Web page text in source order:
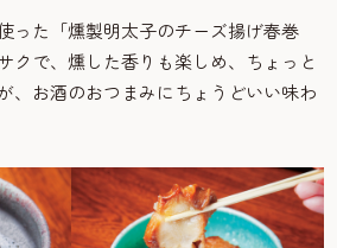
った「燻製明太子のチーズ揚げ春巻
クで、燻した香りも楽しめ、ちょっと
、お酒のおつまみにちょうどいい味わ